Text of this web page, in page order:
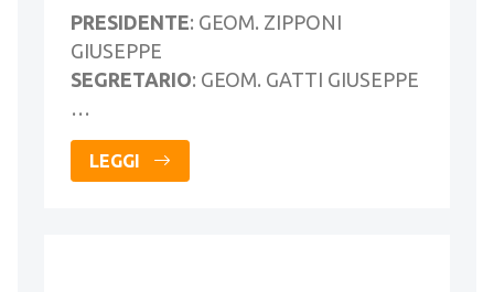
PRESIDENTE: GEOM. ZIPPONI
GIUSEPPE
SEGRETARIO: GEOM. GATTI GIUSEPPE
…
LEGGI